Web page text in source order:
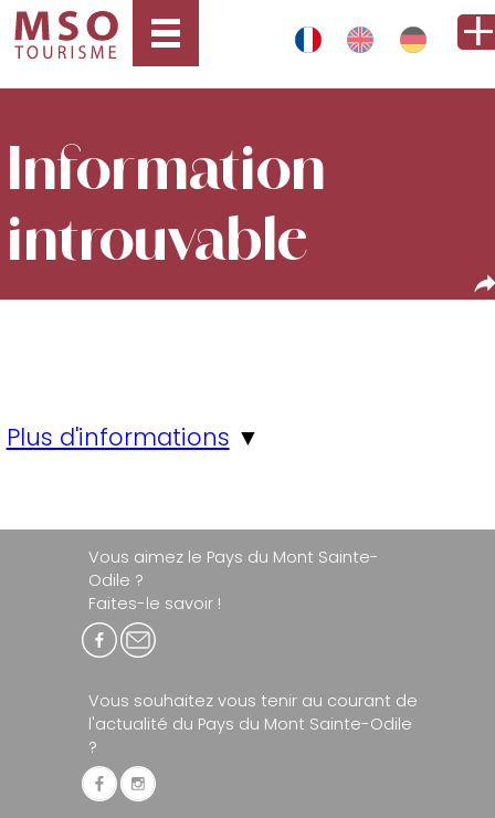
Information
introuvable
Plus d'informations ▼
Vous aimez le Pays du Mont Sainte-
Odile ?
Faites-le savoir !
Vous souhaitez vous tenir au courant de
l'actualité du Pays du Mont Sainte-Odile
?